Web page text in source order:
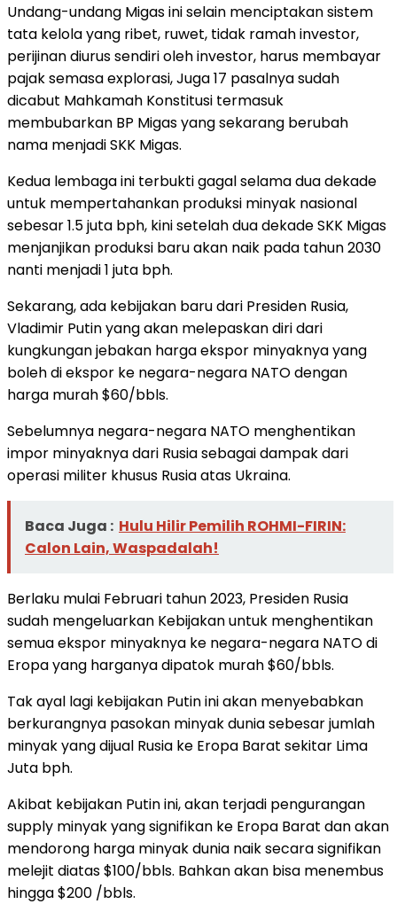
Undang-undang Migas ini selain menciptakan sistem
tata kelola yang ribet, ruwet, tidak ramah investor,
perijinan diurus sendiri oleh investor, harus membayar
pajak semasa explorasi, Juga 17 pasalnya sudah
dicabut Mahkamah Konstitusi termasuk
membubarkan BP Migas yang sekarang berubah
nama menjadi SKK Migas.
Kedua lembaga ini terbukti gagal selama dua dekade
untuk mempertahankan produksi minyak nasional
sebesar 1.5 juta bph, kini setelah dua dekade SKK Migas
menjanjikan produksi baru akan naik pada tahun 2030
nanti menjadi 1 juta bph.
Sekarang, ada kebijakan baru dari Presiden Rusia,
Vladimir Putin yang akan melepaskan diri dari
kungkungan jebakan harga ekspor minyaknya yang
boleh di ekspor ke negara-negara NATO dengan
harga murah $60/bbls.
Sebelumnya negara-negara NATO menghentikan
impor minyaknya dari Rusia sebagai dampak dari
operasi militer khusus Rusia atas Ukraina.
Baca Juga : Hulu Hilir Pemilih ROHMI-FIRIN:
Calon Lain, Waspadalah!
Berlaku mulai Februari tahun 2023, Presiden Rusia
sudah mengeluarkan Kebijakan untuk menghentikan
semua ekspor minyaknya ke negara-negara NATO di
Eropa yang harganya dipatok murah $60/bbls.
Tak ayal lagi kebijakan Putin ini akan menyebabkan
berkurangnya pasokan minyak dunia sebesar jumlah
minyak yang dijual Rusia ke Eropa Barat sekitar Lima
Juta bph.
Akibat kebijakan Putin ini, akan terjadi pengurangan
supply minyak yang signifikan ke Eropa Barat dan akan
mendorong harga minyak dunia naik secara signifikan
melejit diatas $100/bbls. Bahkan akan bisa menembus
hingga $200 /bbls.